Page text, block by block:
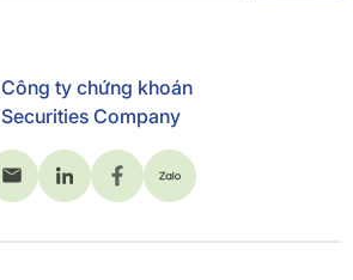
Công ty chứng khoán
Securities Company